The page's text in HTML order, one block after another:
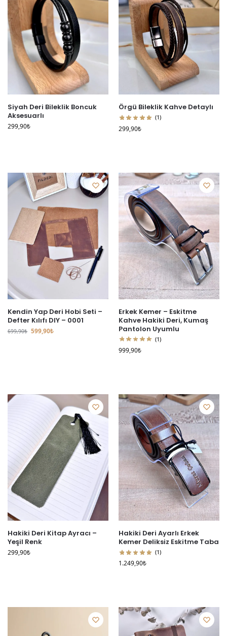
Siyah Deri Bileklik Boncuk
Aksesuarlı
299,90₺
Örgü Bileklik Kahve Detaylı
(1)
299,90₺
Kendin Yap Deri Hobi Seti –
Defter Kılıfı DIY – 0001
699,90₺ 599,90₺
Erkek Kemer – Eskitme
Kahve Hakiki Deri, Kumaş
Pantolon Uyumlu
(1)
999,90₺
Hakiki Deri Kitap Ayracı –
Yeşil Renk
299,90₺
Hakiki Deri Ayarlı Erkek
Kemer Deliksiz Eskitme Taba
(1)
1.249,90₺